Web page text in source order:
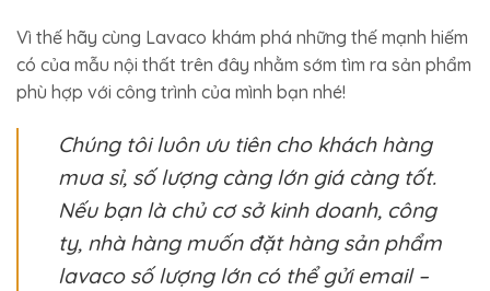
Vì thế hãy cùng Lavaco khám phá những thế mạnh hiếm
có của mẫu nội thất trên đây nhằm sớm tìm ra sản phẩm
phù hợp với công trình của mình bạn nhé!
Chúng tôi luôn ưu tiên cho khách hàng
mua sỉ, số lượng càng lớn giá càng tốt.
Nếu bạn là chủ cơ sở kinh doanh, công
ty, nhà hàng muốn đặt hàng sản phẩm
lavaco số lượng lớn có thể gửi email –